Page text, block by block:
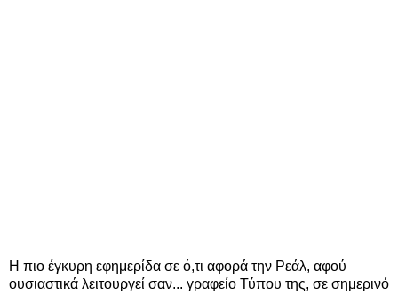
Η πιο έγκυρη εφημερίδα σε ό,τι αφορά την Ρεάλ, αφού
ουσιαστικά λειτουργεί σαν... γραφείο Τύπου της, σε σημερινό